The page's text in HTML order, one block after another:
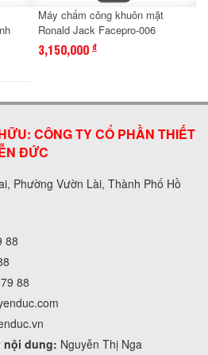
Máy chấm công khuôn mặt
Ronald Jack Facepro-006
3,150,000 đ
CÔNG TY CỔ PHẦN THIẾT
ĐỨC
Phường Vườn Lài, Thành Phố Hồ
88
88
nội dung: Nguyễn Thị Nga